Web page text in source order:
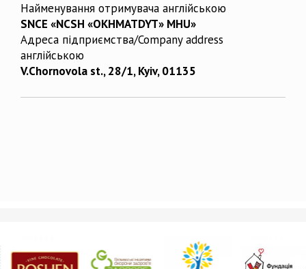
Найменування отримувача англійською
SNCE «NCSH «OKHMATDYT» MHU»
Адреса підприємства/Company address
англійською
V.Chornovola st., 28/1, Kyiv, 01135